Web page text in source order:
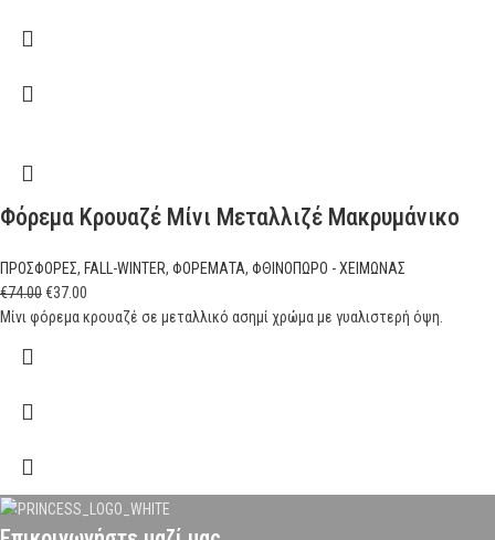
Φόρεμα Κρουαζέ Μίνι Μεταλλιζέ Μακρυμάνικο
ΠΡΟΣΦΟΡΕΣ, FALL-WINTER, ΦΟΡΕΜΑΤΑ, ΦΘΙΝΟΠΩΡΟ - ΧΕΙΜΩΝΑΣ
€74.00€37.00
Μίνι φόρεμα κρουαζέ σε μεταλλικό ασημί χρώμα με γυαλιστερή όψη.